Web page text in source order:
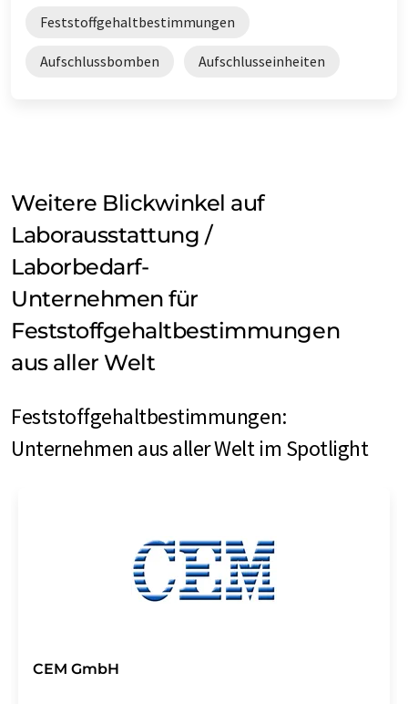
Feststoffgehaltbestimmungen
Aufschlussbomben Aufschlusseinheiten
Weitere Blickwinkel auf
Laborausstattung /
Laborbedarf-
Unternehmen für
Feststoffgehaltbestimmungen
aus aller Welt
Feststoffgehaltbestimmungen:
Unternehmen aus aller Welt im Spotlight
CEM GmbH